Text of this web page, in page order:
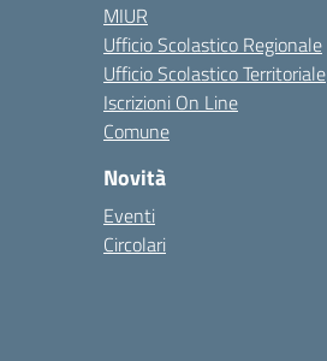
MIUR
Ufficio Scolastico Regionale
Ufficio Scolastico Territoriale
Iscrizioni On Line
Comune
Novità
Eventi
Circolari